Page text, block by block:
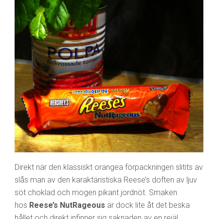
Direkt när den klassiskt orangea förpackningen slitits av
slås man av den karaktäristiska Reese’s doften av ljuv
söt choklad och mogen pikant jordnöt. Smaken
hos Reese’s NutRageous är dock lite åt det beska